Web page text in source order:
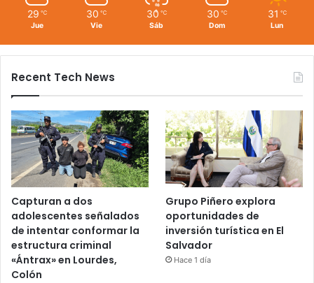
29 ℃
Jue
30 ℃
Vie
30 ℃
Sáb
30 ℃
Dom
31 ℃
Lun
Recent Tech News
Capturan a dos
adolescentes señalados
de intentar conformar la
estructura criminal
«Ántrax» en Lourdes,
Colón
Grupo Piñero explora
oportunidades de
inversión turística en El
Salvador
Hace 1 día